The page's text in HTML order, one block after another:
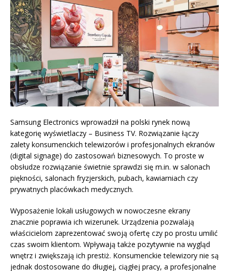
Samsung Electronics wprowadził na polski rynek nową
kategorię wyświetlaczy – Business TV. Rozwiązanie łączy
zalety konsumenckich telewizorów i profesjonalnych ekranów
(digital signage) do zastosowań biznesowych. To proste w
obsłudze rozwiązanie świetnie sprawdzi się m.in. w salonach
piękności, salonach fryzjerskich, pubach, kawiarniach czy
prywatnych placówkach medycznych.
Wyposażenie lokali usługowych w nowoczesne ekrany
znacznie poprawia ich wizerunek. Urządzenia pozwalają
właścicielom zaprezentować swoją ofertę czy po prostu umilić
czas swoim klientom. Wpływają także pozytywnie na wygląd
wnętrz i zwiększają ich prestiż. Konsumenckie telewizory nie są
jednak dostosowane do długiej, ciągłej pracy, a profesjonalne